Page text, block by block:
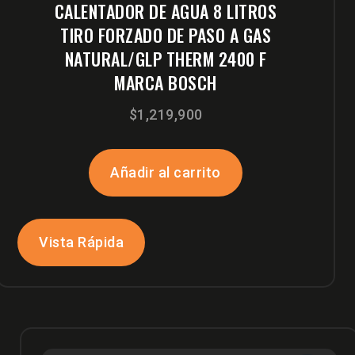
CALENTADOR DE AGUA 8 LITROS
TIRO FORZADO DE PASO A GAS
NATURAL/GLP THERM 2400 F
MARCA BOSCH
$1,219,900
Añadir al carrito
Vista Rápida